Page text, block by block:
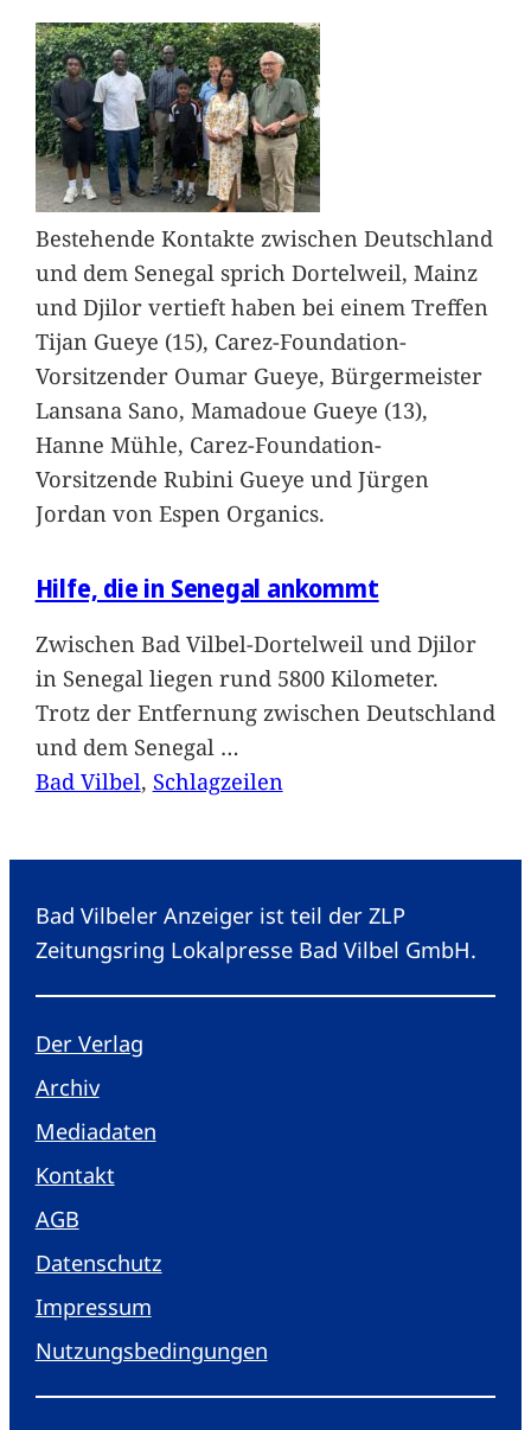
Bestehende Kontakte zwischen Deutschland
und dem Senegal sprich Dortelweil, Mainz
und Djilor vertieft haben bei einem Treffen
Tijan Gueye (15), Carez-Foundation-
Vorsitzender Oumar Gueye, Bürgermeister
Lansana Sano, Mamadoue Gueye (13),
Hanne Mühle, Carez-Foundation-
Vorsitzende Rubini Gueye und Jürgen
Jordan von Espen Organics.
Hilfe, die in Senegal ankommt
Zwischen Bad Vilbel-Dortelweil und Djilor
in Senegal liegen rund 5800 Kilometer.
Trotz der Entfernung zwischen Deutschland
und dem Senegal …
Bad Vilbel, Schlagzeilen
Bad Vilbeler Anzeiger ist teil der ZLP
Zeitungsring Lokalpresse Bad Vilbel GmbH.
Der Verlag
Archiv
Mediadaten
Kontakt
AGB
Datenschutz
Impressum
Nutzungsbedingungen